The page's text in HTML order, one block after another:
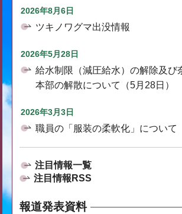
2026年8月6日
ツキノワグマ出没情報
2026年5月28日
給水制限（減圧給水）の解除及び
本部の解散について（5月28日）
2026年3月3日
職員の「服装の柔軟化」について
注目情報一覧
注目情報RSS
報道発表資料